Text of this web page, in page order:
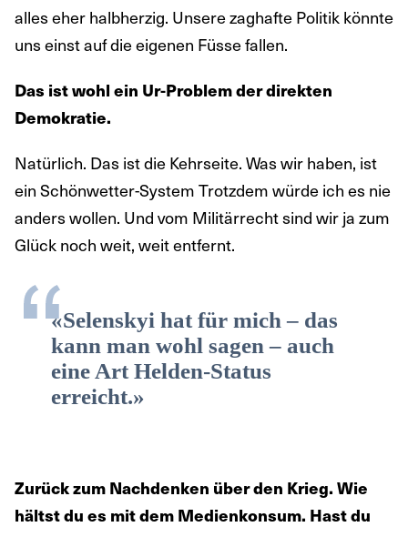
alles eher halbherzig. Unsere zaghafte Politik könnte
uns einst auf die eigenen Füsse fallen.
Das ist wohl ein Ur-Problem der direkten
Demokratie.
Natürlich. Das ist die Kehrseite. Was wir haben, ist
ein Schönwetter-System Trotzdem würde ich es nie
anders wollen. Und vom Militärrecht sind wir ja zum
Glück noch weit, weit entfernt.
«Selenskyi hat für mich – das
kann man wohl sagen – auch
eine Art Helden-Status
erreicht.»
Zurück zum Nachdenken über den Krieg. Wie
hältst du es mit dem Medienkonsum. Hast du